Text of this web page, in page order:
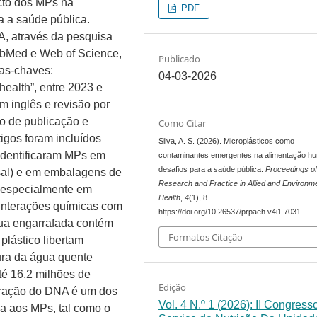
dos MPs na
a saúde pública.
através da pesquisa
e Web of Science,
chaves:
entre 2023 e
inglês e revisão por
de publicação e
foram incluídos
MPs em
e em embalagens de
em
químicas com
engarrafada contém
libertam
da água quente
16,2 milhões de
do DNA é um dos
aos MPs, tal como o
PDF
Publicado
04-03-2026
Como Citar
Silva, A. S. (2026). Microplásticos como
contaminantes emergentes na alimentação
desafios para a saúde pública.Proceedings of
Research and Practice in Allied and
Health,4(1), 8.
https://doi.org/10.26537/prpaeh.v4i1.7031
Formatos Citação
Edição
Vol. 4 N.º 1 (2026): II